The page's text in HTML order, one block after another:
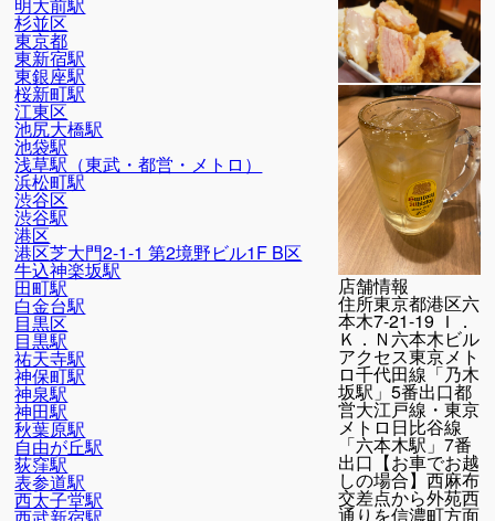
明大前駅
杉並区
東京都
東新宿駅
東銀座駅
桜新町駅
江東区
池尻大橋駅
池袋駅
浅草駅（東武・都営・メトロ）
浜松町駅
渋谷区
渋谷駅
港区
港区芝大門2-1-1 第2境野ビル1F B区
牛込神楽坂駅
田町駅
白金台駅
目黒区
目黒駅
祐天寺駅
神保町駅
神泉駅
神田駅
秋葉原駅
自由が丘駅
荻窪駅
表参道駅
西太子堂駅
店舗情報
住所東京都港区六
本木7-21-19 Ｉ．
Ｋ．Ｎ六本木ビル
アクセス東京メト
ロ千代田線「乃木
坂駅」5番出口都
営大江戸線・東京
メトロ日比谷線
「六本木駅」7番
出口【お車でお越
しの場合】西麻布
交差点から外苑西
通りを信濃町方面